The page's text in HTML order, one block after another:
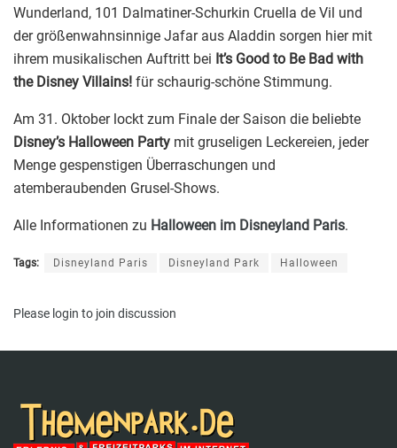
Wunderland, 101 Dalmatiner-Schurkin Cruella de Vil und
der größenwahnsinnige Jafar aus Aladdin sorgen hier mit
ihrem musikalischen Auftritt bei It’s Good to Be Bad with
the Disney Villains! für schaurig-schöne Stimmung.
Am 31. Oktober lockt zum Finale der Saison die beliebte
Disney’s Halloween Party mit gruseligen Leckereien, jeder
Menge gespenstigen Überraschungen und
atemberaubenden Grusel-Shows.
Alle Informationen zu Halloween im Disneyland Paris.
Tags: Disneyland Paris Disneyland Park Halloween
Please login to join discussion